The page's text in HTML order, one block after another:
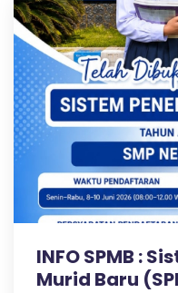
INFO SPMB :
Murid Baru